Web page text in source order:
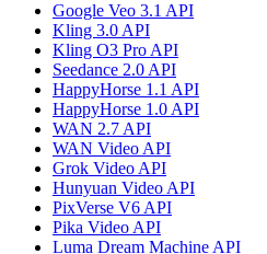
Google Veo 3.1 API
Kling 3.0 API
Kling O3 Pro API
Seedance 2.0 API
HappyHorse 1.1 API
HappyHorse 1.0 API
WAN 2.7 API
WAN Video API
Grok Video API
Hunyuan Video API
PixVerse V6 API
Pika Video API
Luma Dream Machine API